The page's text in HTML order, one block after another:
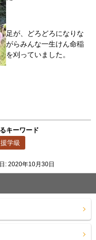
足が、どろどろになりな
がらみんな一生けん命稲
を刈っていました。
キーワード
学級
: 2020年10月30日